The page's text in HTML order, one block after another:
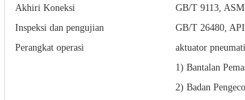
Akhiri Koneksi
GB/T 9113,
Inspeksi dan pengujian
GB/T 26480,
Perangkat operasi
aktuator
1) Bantalan
2) Badan